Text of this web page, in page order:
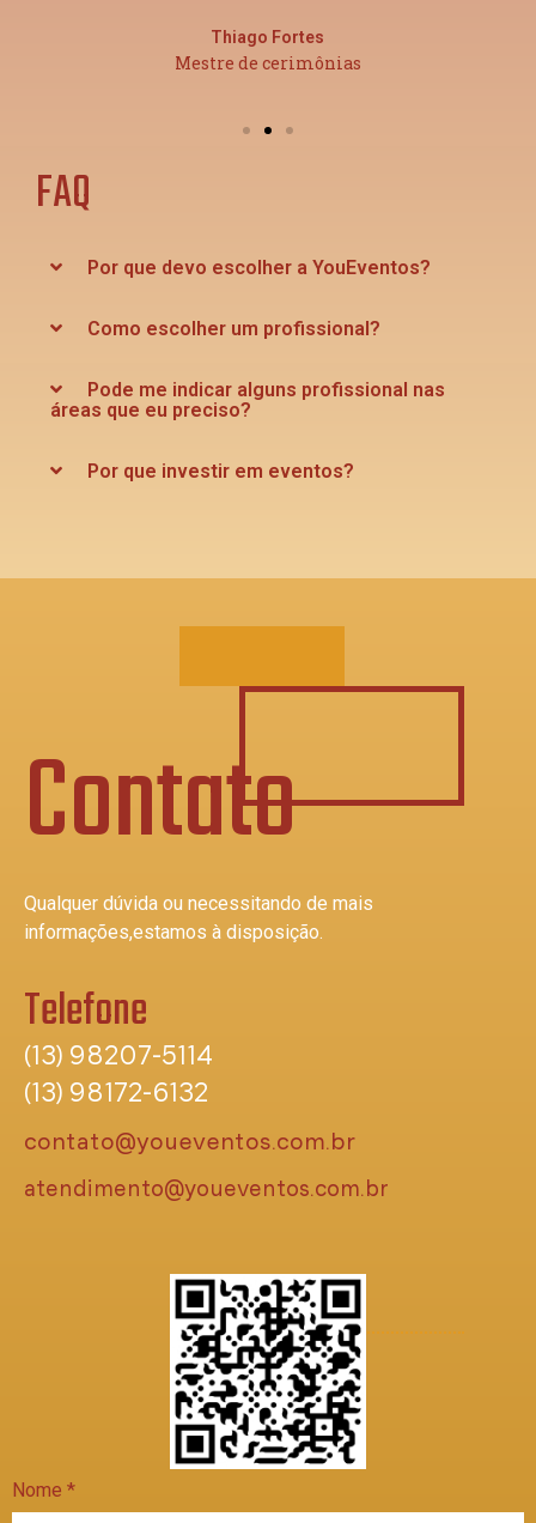
Thiago Fortes
Mestre de cerimônias
FAQ
Por que devo escolher a YouEventos?
Como escolher um profissional?
Pode me indicar alguns profissional nas
áreas que eu preciso?
Por que investir em eventos?
Contato
Qualquer dúvida ou necessitando de mais
informações,estamos à disposição.
Telefone
(13) 98207-5114
(13) 98172-6132
contato@youeventos.com.br
atendimento@youeventos.com.br
Nome *